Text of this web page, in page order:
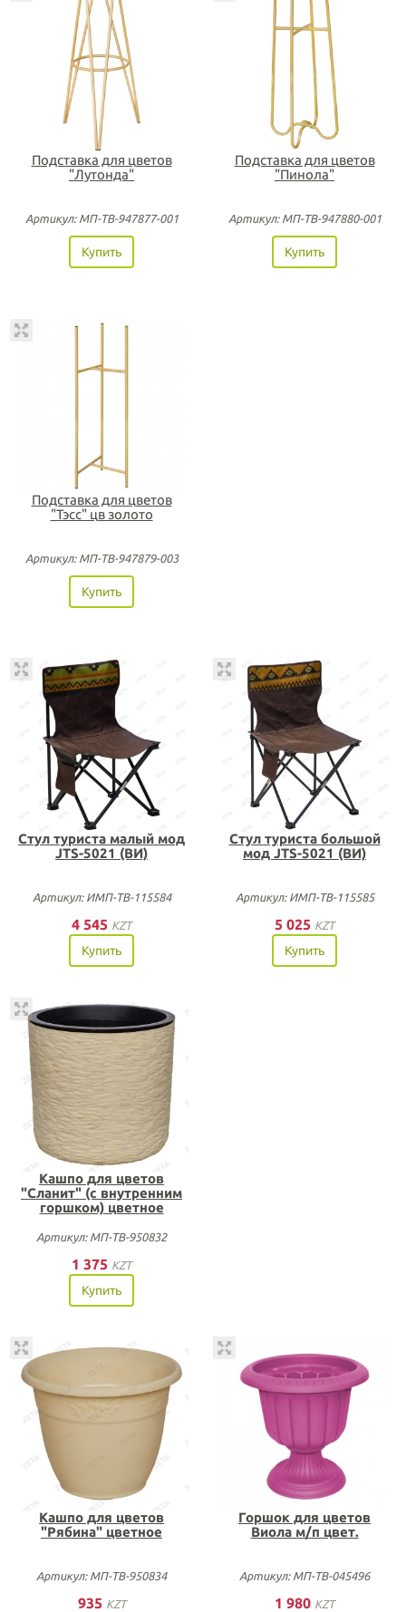
Подставка для цветов
"Лутонда"
Артикул: МП-ТВ-947877-001
Купить
Подставка для цветов
"Пинола"
Артикул: МП-ТВ-947880-001
Купить
Подставка для цветов
"Тэсс" цв золото
Артикул: МП-ТВ-947879-003
Купить
Стул туриста малый мод
JTS-5021 (ВИ)
Артикул: ИМП-ТВ-115584
4 545 KZT
Купить
Стул туриста большой
мод JTS-5021 (ВИ)
Артикул: ИМП-ТВ-115585
5 025 KZT
Купить
Кашпо для цветов
"Сланит" (с внутренним
горшком) цветное
Артикул: МП-ТВ-950832
1 375 KZT
Купить
Кашпо для цветов
"Рябина" цветное
Артикул: МП-ТВ-950834
935 KZT
Горшок для цветов
Виола м/п цвет.
Артикул: МП-ТВ-045496
1 980 KZT